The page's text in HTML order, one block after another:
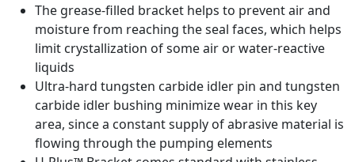
The grease-filled bracket helps to prevent air and
moisture from reaching the seal faces, which helps
limit crystallization of some air or water-reactive
liquids
Ultra-hard tungsten carbide idler pin and tungsten
carbide idler bushing minimize wear in this key
area, since a constant supply of abrasive material is
flowing through the pumping elements